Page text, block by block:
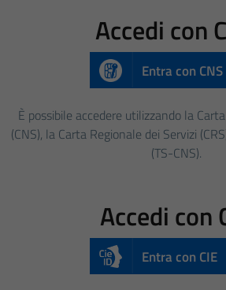
Accedi con
Entra con CNS
È possibile accedere utilizzando la
(CNS), la Carta Regionale dei Servizi
(TS-CNS).
Accedi con
Entra con CIE